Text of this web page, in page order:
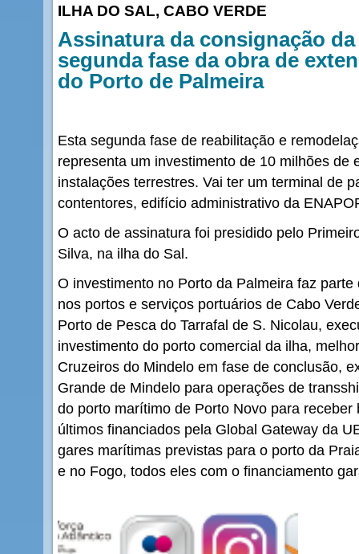
ILHA DO SAL, CABO VERDE
Assinatura da consignação
segunda fase da obra de
do Porto de Palmeira
Esta segunda fase de reabilitação e
representa um investimento de 10 milhões de
instalações terrestres. Vai ter um terminal de
contentores, edifício administrativo da
O acto de assinatura foi presidido pelo
Silva, na ilha do Sal.
O investimento no Porto da Palmeira faz
nos portos e serviços portuários de Cabo
Porto de Pesca do Tarrafal de S. Nicolau,
investimento do porto comercial da ilha,
Cruzeiros do Mindelo em fase de conclusão,
Grande de Mindelo para operações de
do porto marítimo de Porto Novo para
últimos financiados pela Global Gateway da
gares marítimas previstas para o porto da
e no Fogo, todos eles com o financiamento